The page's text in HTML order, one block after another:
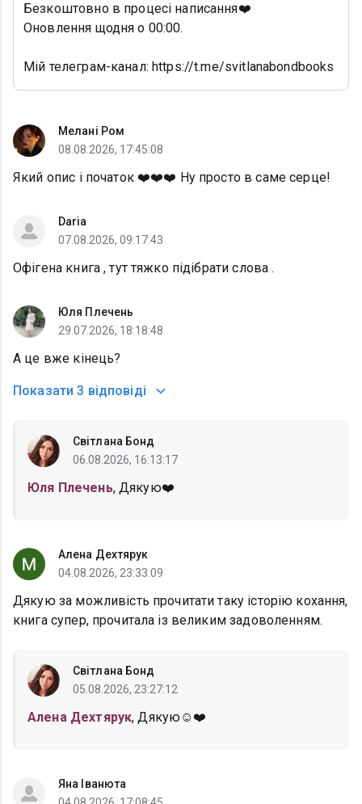
Безкоштовно в процесі написання❤️
Оновлення щодня о 00:00.
Мій телеграм-канал: https://t.me/svitlanabondbooks
Мелані Ром
08.08.2026, 17:45:08
Який опис і початок ❤️❤️❤️ Ну просто в саме серце!
Daria
07.08.2026, 09:17:43
Офігена книга , тут тяжко підібрати слова .
Юля Плечень
29.07.2026, 18:18:48
А це вже кінець?
Показати 3 відповіді
Світлана Бонд
06.08.2026, 16:13:17
Юля Плечень, Дякую❤️
Алена Дехтярук
04.08.2026, 23:33:09
Дякую за можливість прочитати таку історію кохання,
книга супер, прочитала із великим задоволенням.
Світлана Бонд
05.08.2026, 23:27:12
Алена Дехтярук, Дякую☺️❤️
Яна Іванюта